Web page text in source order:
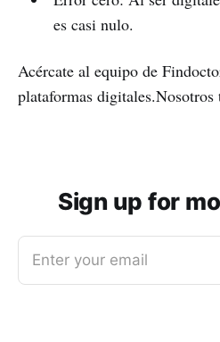
es casi nulo.
Acércate al equipo de
plataformas digitales.Nosotros
Sign up for
Enter your email